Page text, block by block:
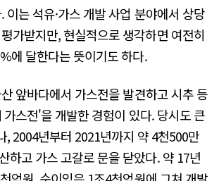
이는 석유·가스 개발 사업 분야에서 상당
가받지만, 현실적으로 생각하면 여전히
에 달한다는 뜻이기도 하다.
앞바다에서 가스전을 발견하고 시추 등
스전'을 개발한 경험이 있다. 당시도 큰
, 2004년부터 2021년까지 약 4천500만
하고 가스 고갈로 문을 닫았다. 약 17년